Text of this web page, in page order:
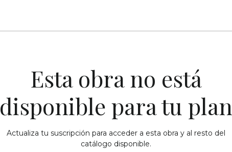
Esta obra no está
disponible para tu plan
Actualiza tu suscripción para acceder a esta obra y al resto del
catálogo disponible.